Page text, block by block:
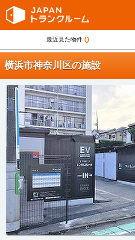
最近見た物件 0
横浜市神奈川区の施設